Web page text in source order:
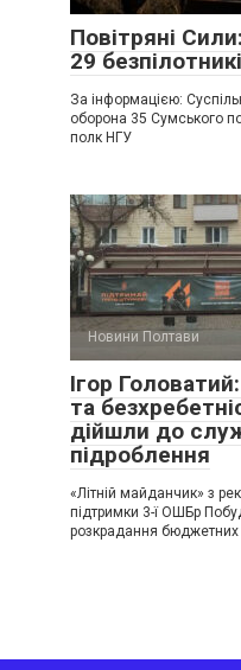
Повітряні
29
За інформацією:
оборона 35 Сумського
полк НГУ
Новини Полтави
Ігор
та
дійшли до
підроблення
«Літній майданчик» з
підтримки 3-ї ОШБр
розкрадання бюджетних